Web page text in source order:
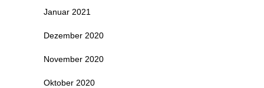
Januar 2021
Dezember 2020
November 2020
Oktober 2020